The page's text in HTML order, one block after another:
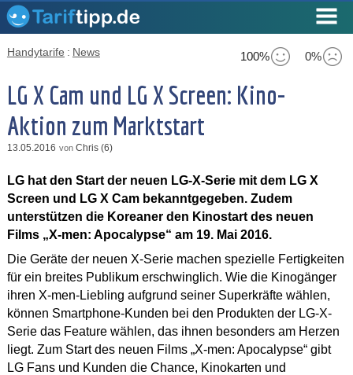
100% 0%
Handytarife : News
LG X Cam und LG X Screen: Kino-
Aktion zum Marktstart
13.05.2016 von Chris (6)
LG hat den Start der neuen LG-X-Serie mit dem LG X
Screen und LG X Cam bekanntgegeben. Zudem
unterstützen die Koreaner den Kinostart des neuen
Films „X-men: Apocalypse“ am 19. Mai 2016.
Die Geräte der neuen X-Serie machen spezielle Fertigkeiten
für ein breites Publikum erschwinglich. Wie die Kinogänger
ihren X-men-Liebling aufgrund seiner Superkräfte wählen,
können Smartphone-Kunden bei den Produkten der LG-X-
Serie das Feature wählen, das ihnen besonders am Herzen
liegt. Zum Start des neuen Films „X-men: Apocalypse“ gibt
LG Fans und Kunden die Chance, Kinokarten und